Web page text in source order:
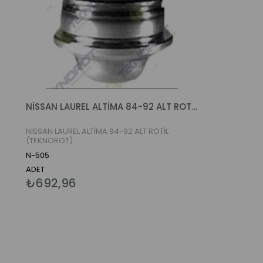
NİSSAN LAUREL ALTİMA 84-92 ALT ROTİL (TEKNOROT)
NİSSAN LAUREL ALTİMA 84-92 ALT ROTİL
(TEKNOROT)
N-505
ADET
₺692,96